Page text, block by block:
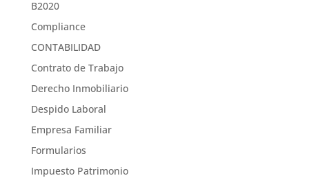
B2020
Compliance
CONTABILIDAD
Contrato de Trabajo
Derecho Inmobiliario
Despido Laboral
Empresa Familiar
Formularios
Impuesto Patrimonio